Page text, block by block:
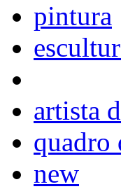
pintura
artista
quadro
new